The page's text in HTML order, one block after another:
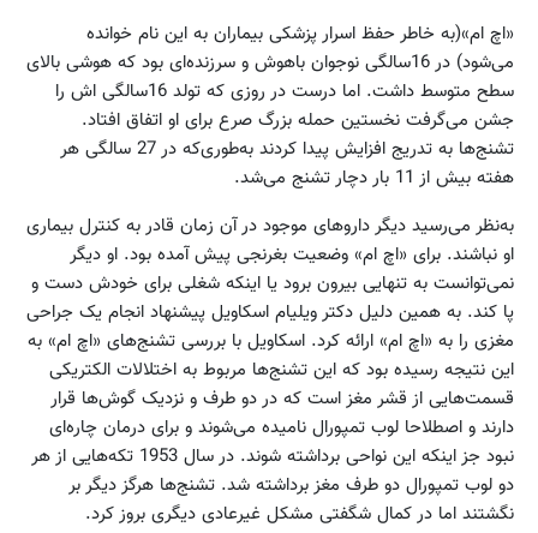
«اچ ام»(به خاطر حفظ اسرار پزشکی بیماران به این نام خوانده
می‌شود) در 16سالگی نوجوان باهوش و سرزنده‌ای بود که هوشی بالای
سطح متوسط داشت. اما درست در روزی که تولد 16سالگی اش را
جشن می‌گرفت نخستین حمله بزرگ صرع برای او اتفاق افتاد.
تشنج‌ها به تدریج افزایش پیدا کردند به‌طوری‌که در 27 سالگی هر
هفته بیش از 11 بار دچار تشنج می‌شد.
به‌نظر می‌رسید دیگر داروهای موجود در آن زمان قادر به کنترل بیماری
او نباشند. برای «اچ ام» وضعیت بغرنجی پیش آمده بود. او دیگر
نمی‌توانست به تنهایی بیرون برود یا اینکه شغلی برای خودش دست و
پا کند. به همین دلیل دکتر ویلیام اسکاویل پیشنهاد انجام یک جراحی
مغزی را به «اچ ام» ارائه کرد. اسکاویل با بررسی تشنج‌های «اچ ام» به
این نتیجه رسیده بود که این تشنج‌ها مربوط به اختلالات الکتریکی
قسمت‌هایی از قشر مغز است که در دو طرف و نزدیک گوش‌ها قرار
دارند و اصطلاحا لوب تمپورال نامیده می‌شوند و برای درمان چاره‌ای
نبود جز اینکه این نواحی برداشته شوند. در سال 1953 تکه‌هایی از هر
دو لوب تمپورال دو طرف مغز برداشته شد. تشنج‌ها هرگز دیگر بر
نگشتند اما در کمال شگفتی مشکل غیرعادی دیگری بروز کرد.